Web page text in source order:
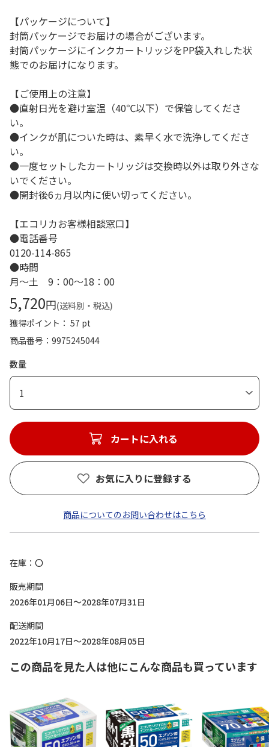
【パッケージについて】
封筒パッケージでお届けの場合がございます。
封筒パッケージにインクカートリッジをPP袋入れした状
態でのお届けになります。
【ご使用上の注意】
●直射日光を避け室温（40℃以下）で保管してくださ
い。
●インクが肌についた時は、素早く水で洗浄してくださ
い。
●一度セットしたカートリッジは交換時以外は取り外さな
いでください。
●開封後6ヵ月以内に使い切ってください。
【エコリカお客様相談窓口】
●電話番号
0120-114-865
●時間
月～土 9：00～18：00
5,720円(送料別・税込)
獲得ポイント： 57 pt
商品番号
9975245044
数量
1
カートに入れる
お気に入りに登録する
商品についてのお問い合わせはこちら
在庫
〇
販売期間
2026年01月06日～2028年07月31日
配送期間
2022年10月17日～2028年08月05日
この商品を見た人は他にこんな商品も買っています